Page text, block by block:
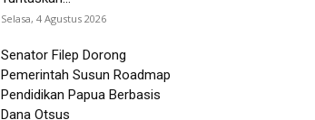
Selasa, 4 Agustus 2026
Senator Filep Dorong
Pemerintah Susun Roadmap
Pendidikan Papua Berbasis
Dana Otsus